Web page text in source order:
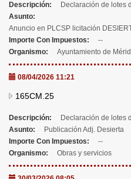
Descripción:
Declaración de lotes
Asunto:
Anuncio en PLCSP licitación
Importe Con Impuestos:
--
Organismo:
Ayuntamiento de
08/04/2026 11:21
165CM.25
Descripción:
Declaración de lotes
Asunto:
Publicación Adj. Desierta
Importe Con Impuestos:
--
Organismo:
Obras y servicios